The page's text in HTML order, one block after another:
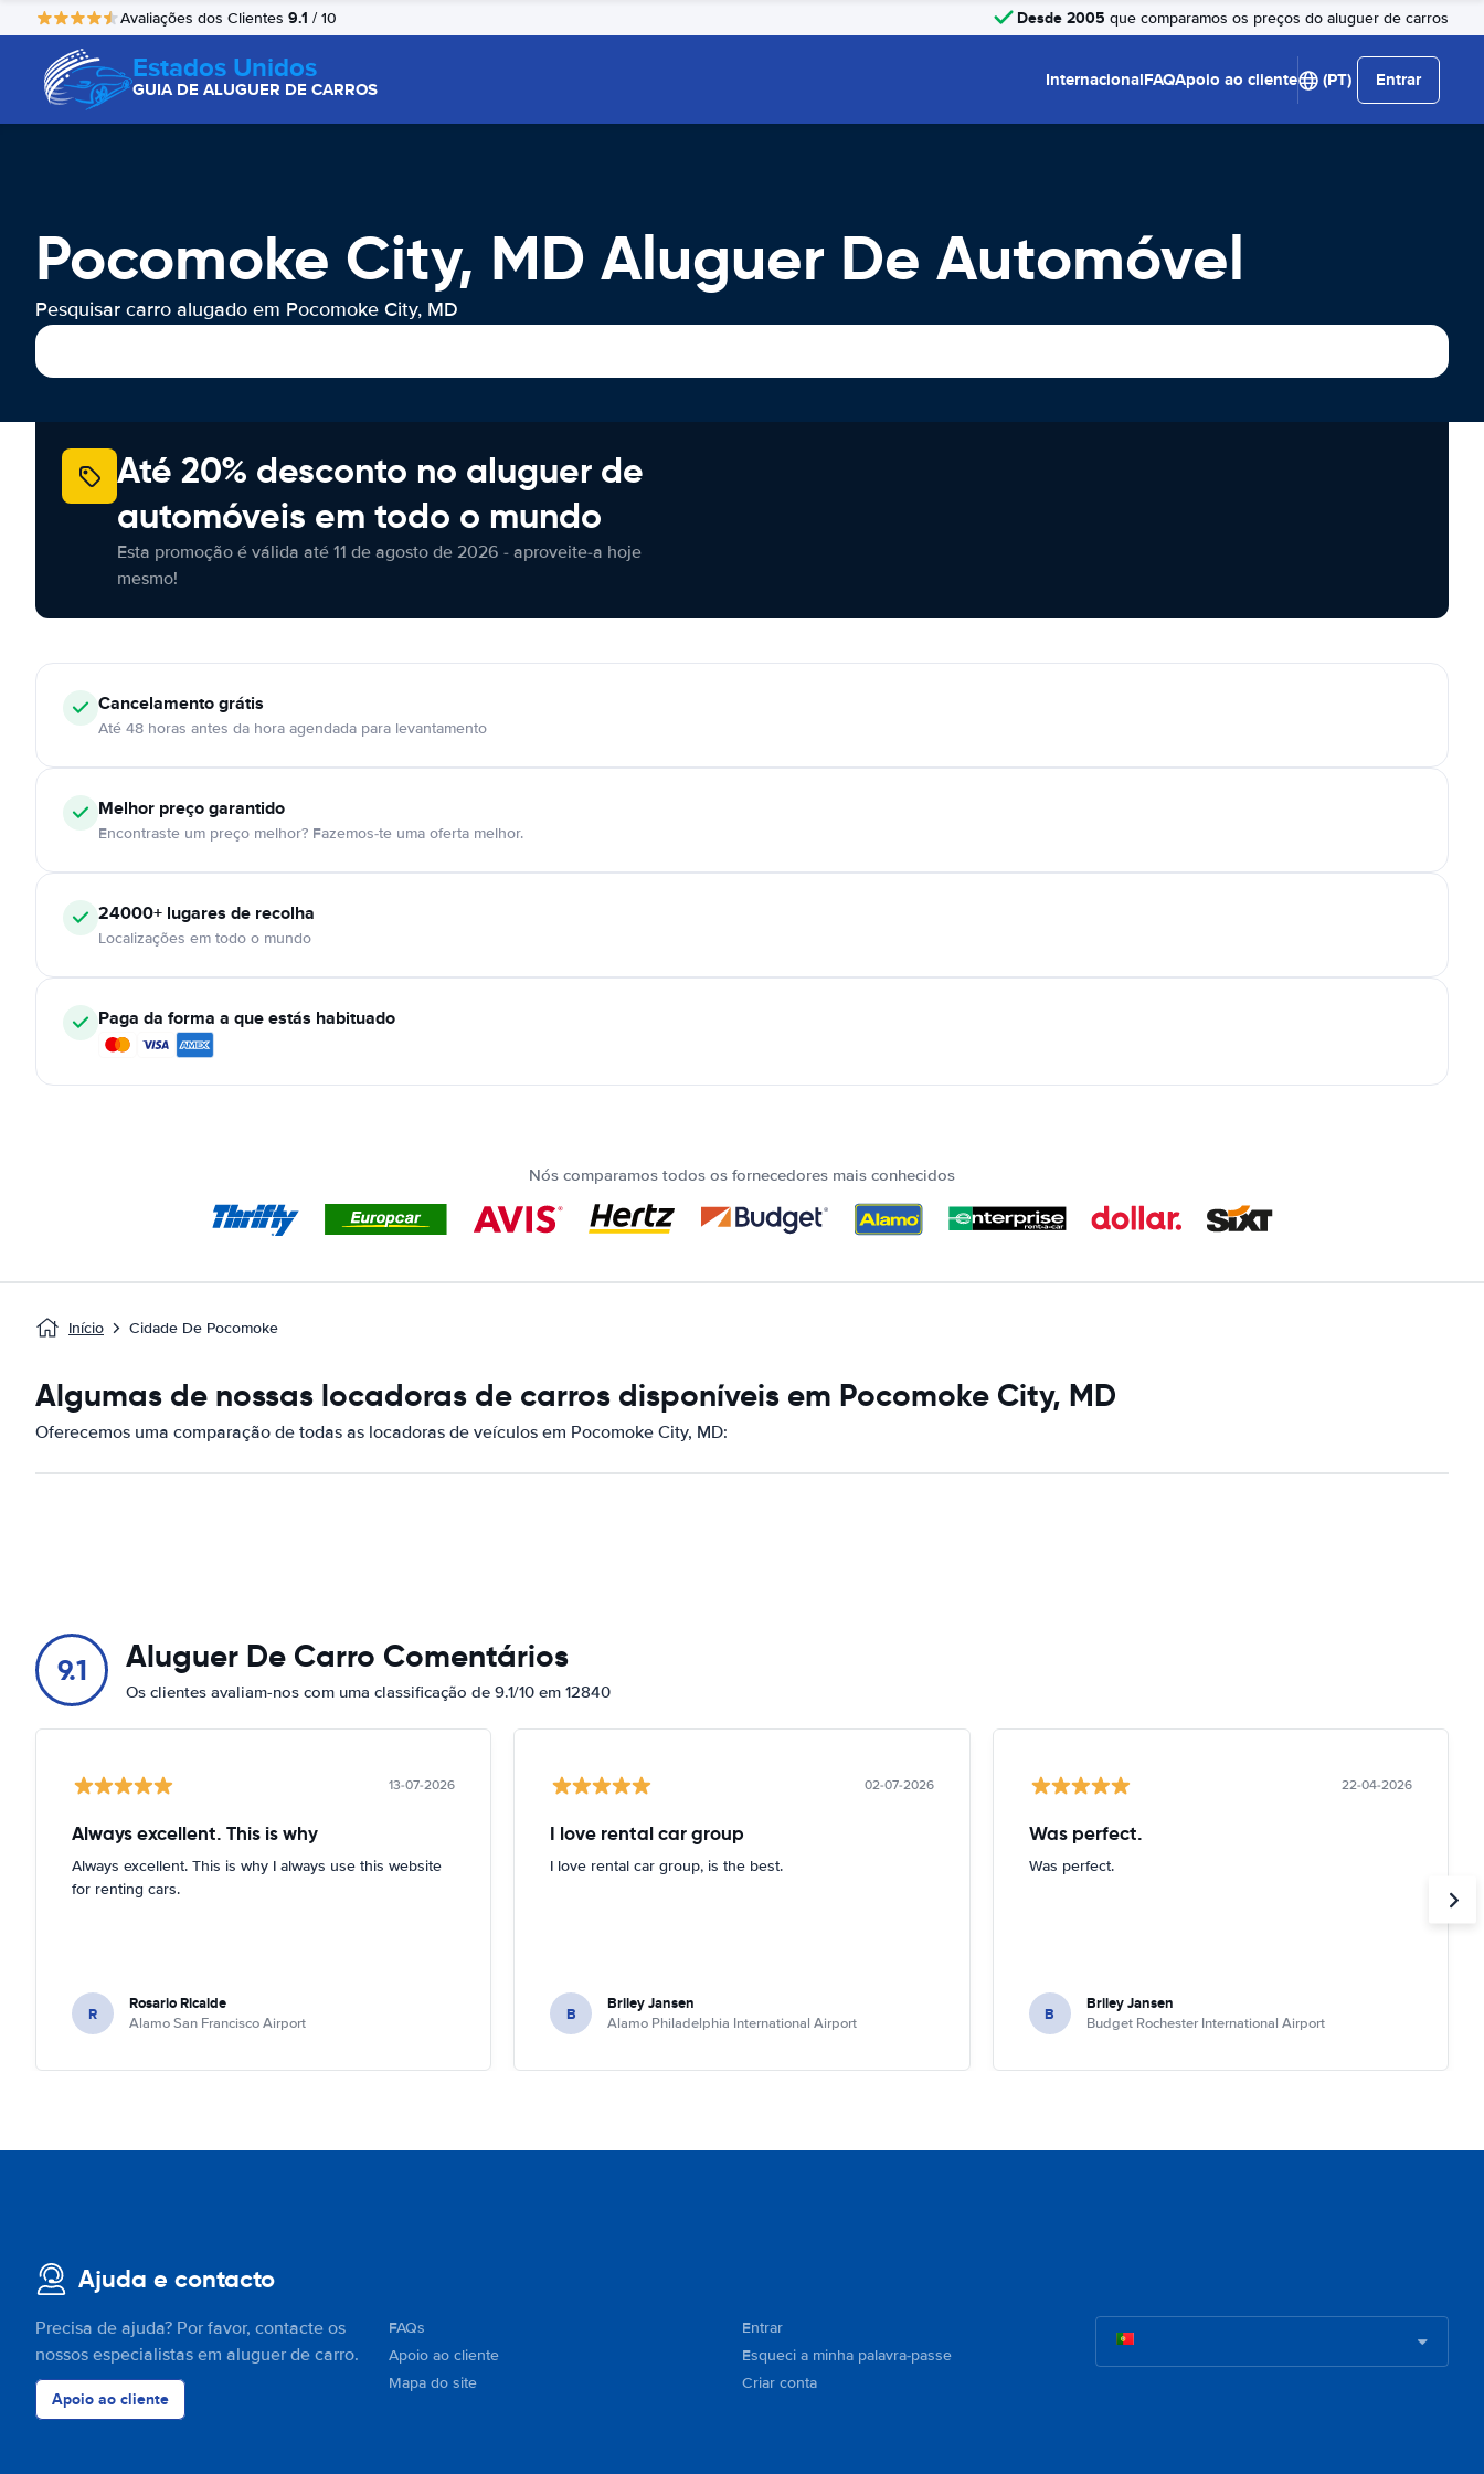
Avaliações dos Clientes 9.1 / 10 Desde 2005 que comparamos os preços do aluguer de carros
Estados Unidos
GUIA DE ALUGUER DE CARROS InternacionalFAQApoio ao cliente (PT) Entrar
Pocomoke City, MD Aluguer De Automóvel
Pesquisar carro alugado em Pocomoke City, MD
Até 20% desconto no aluguer de
automóveis em todo o mundo
Esta promoção é válida até 11 de agosto de 2026 - aproveite-a hoje
mesmo!
Cancelamentográtis
Até 48 horas antes da hora agendada para levantamento
Melhor preço garantido
Encontraste um preço melhor? Fazemos-te uma oferta melhor.
24000+ lugares de recolha
Localizações em todo o mundo
Paga da forma a que estás habituado
Nós comparamos todos os fornecedores mais conhecidos
Início Cidade De Pocomoke
Algumas de nossas locadoras de carros disponíveis em Pocomoke City, MD
Oferecemos uma comparação de todas as locadoras de veículos em Pocomoke City, MD:
9.1 Aluguer De Carro Comentários
Os clientes avaliam-nos com uma classificação de 9.1/10 em 12840
13-07-2026
Always excellent. This is why
Always excellent. This is why I always use this website
for renting cars.
R Rosario Ricalde
Alamo San Francisco Airport
02-07-2026
I love rental car group
I love rental car group, is the best.
B Briley Jansen
Alamo Philadelphia International Airport
22-04-2026
Was perfect.
Was perfect.
B Briley Jansen
Budget Rochester International Airport
Ajuda e contacto
Precisa de ajuda? Por favor, contacte os
nossos especialistas em aluguer de carro.
Apoio ao cliente
FAQs
Apoio ao cliente
Mapa do site
Entrar
Esqueci a minha palavra-passe
Criar conta